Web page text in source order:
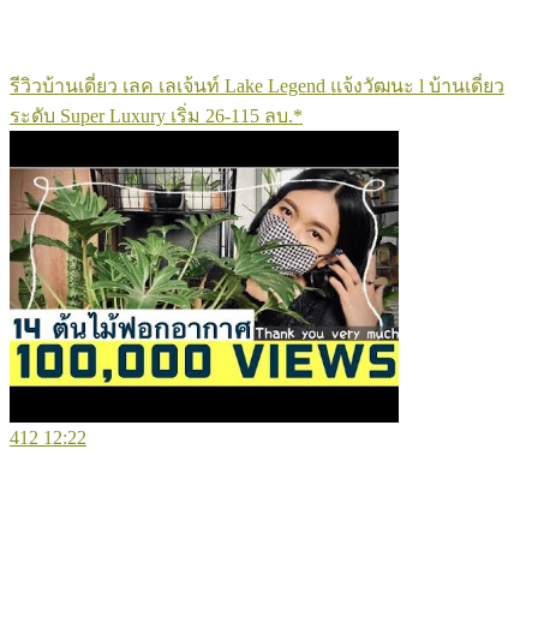
รีวิวบ้านเดี่ยว เลค เลเจ้นท์ Lake Legend แจ้งวัฒนะ l บ้านเดี่ยว
ระดับ Super Luxury เริ่ม 26-115 ลบ.*
412 12:22